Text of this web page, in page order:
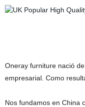
Oneray furniture nació
empresarial. Como
Nos fundamos en China